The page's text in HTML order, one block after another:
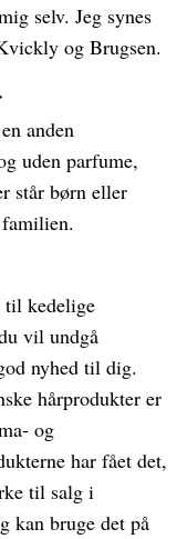
selv. Jeg synes
og Brugsen.
anden
uden parfume,
står børn eller
til kedelige
vil undgå
nyhed til dig.
hårprodukter er
og
har fået det,
til salg i
kan bruge det på